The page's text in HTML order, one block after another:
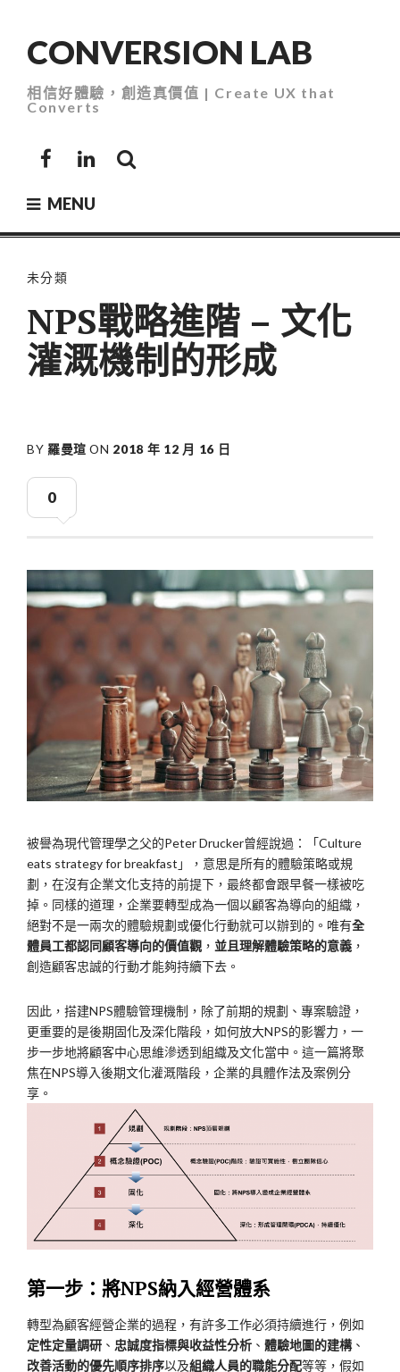
contentCONVERSION LAB
相信好體驗，創造真價值 | Create UX that
Converts
FacebookLinkedIn
MENU
未分類
NPS戰略進階 – 文化
灌溉機制的形成
BY 羅曼瑄 ON 2018 年 12 月 16 日
0
被譽為現代管理學之父的Peter Drucker曾經說過：「Culture
eats strategy for breakfast」，意思是所有的體驗策略或規
劃，在沒有企業文化支持的前提下，最終都會跟早餐一樣被吃
掉。同樣的道理，企業要轉型成為一個以顧客為導向的組織，
絕對不是一兩次的體驗規劃或優化行動就可以辦到的。唯有全
體員工都認同顧客導向的價值觀 ， 並且理解體驗策略的意義 ，
創造顧客忠誠的行動才能夠持續下去。
因此，搭建NPS體驗管理機制，除了前期的規劃、專案驗證，
更重要的是後期固化及深化階段，如何放大NPS的影響力，一
步一步地將顧客中心思維滲透到組織及文化當中。這一篇將聚
焦在NPS導入後期文化灌溉階段，企業的具體作法及案例分
享。
第一步：將NPS納入經營體系
轉型為顧客經營企業的過程，有許多工作必須持續進行，例如
定性定量調研 、 忠誠度指標與收益性分析 、 體驗地圖的建構、
改善活動的優先順序排序以及組織人員的職能分配等等，假如